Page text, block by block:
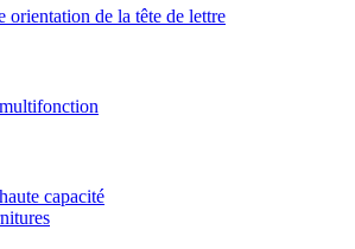
orientation de la tête de lettre
capacité